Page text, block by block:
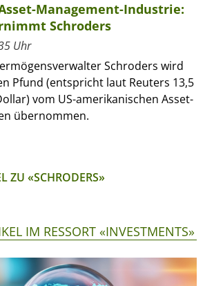
Management-Industrie:
Schroders
Uhr
Schroders wird
Pfund (entspricht laut Reuters 13,5
vom US-amerikanischen Asset-
übernommen.
ZU «SCHRODERS»
IM RESSORT «INVESTMENTS»